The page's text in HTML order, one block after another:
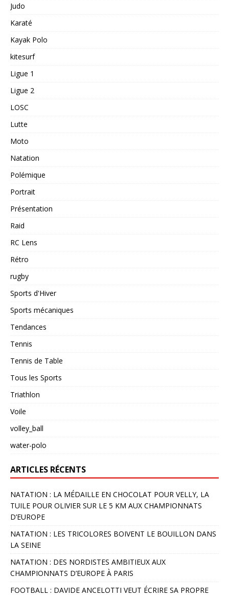
Judo
Karaté
Kayak Polo
kitesurf
Ligue 1
Ligue 2
LOSC
Lutte
Moto
Natation
Polémique
Portrait
Présentation
Raid
RC Lens
Rétro
rugby
Sports d'Hiver
Sports mécaniques
Tendances
Tennis
Tennis de Table
Tous les Sports
Triathlon
Voile
volley_ball
water-polo
ARTICLES RÉCENTS
NATATION : LA MÉDAILLE EN CHOCOLAT POUR VELLY, LA
TUILE POUR OLIVIER SUR LE 5 KM AUX CHAMPIONNATS
D’EUROPE
NATATION : LES TRICOLORES BOIVENT LE BOUILLON DANS
LA SEINE
NATATION : DES NORDISTES AMBITIEUX AUX
CHAMPIONNATS D’EUROPE À PARIS
FOOTBALL : DAVIDE ANCELOTTI VEUT ÉCRIRE SA PROPRE